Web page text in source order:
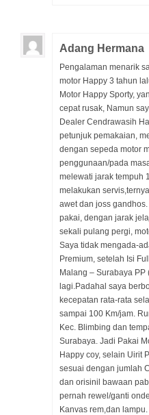
Adang Hermana
Pengalaman menarik
motor Happy 3 tahun
Motor Happy Sporty,
cepat rusak, Namun
Dealer Cendrawasih
petunjuk pemakaian,
dengan sepeda motor
penggunaan/pada
melewati jarak tempuh
melakukan
awet dan joss
pakai, dengan jarak
sekali pulang pergi,
Saya tidak mengada-
Premium, setelah Isi
Malang – Surabaya
lagi.Padahal saya
kecepatan rata-rata
sampai 100 Km/jam.
Kec. Blimbing dan
Surabaya. Jadi Pakai
Happy coy, selain Uirit
sesuai dengan jumlah
dan orisinil bawaan
pernah rewel/ganti
Kanvas rem,dan